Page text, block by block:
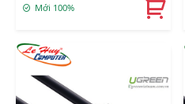
Mới 100%